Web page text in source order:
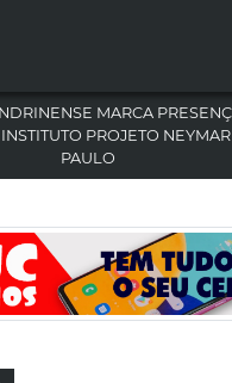
MARCA
PROJETO
PAULO